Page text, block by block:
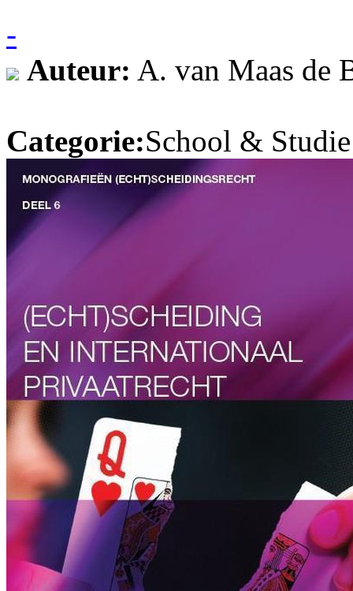
-
Auteur: A. van Maas de
Categorie:School &